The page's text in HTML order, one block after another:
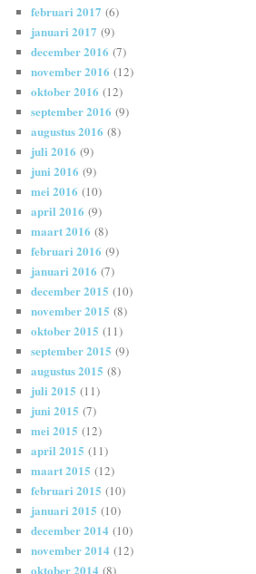
februari 2017 (6)
januari 2017 (9)
december 2016 (7)
november 2016 (12)
oktober 2016 (12)
september 2016 (9)
augustus 2016 (8)
juli 2016 (9)
juni 2016 (9)
mei 2016 (10)
april 2016 (9)
maart 2016 (8)
februari 2016 (9)
januari 2016 (7)
december 2015 (10)
november 2015 (8)
oktober 2015 (11)
september 2015 (9)
augustus 2015 (8)
juli 2015 (11)
juni 2015 (7)
mei 2015 (12)
april 2015 (11)
maart 2015 (12)
februari 2015 (10)
januari 2015 (10)
december 2014 (10)
november 2014 (12)
oktober 2014 (8)